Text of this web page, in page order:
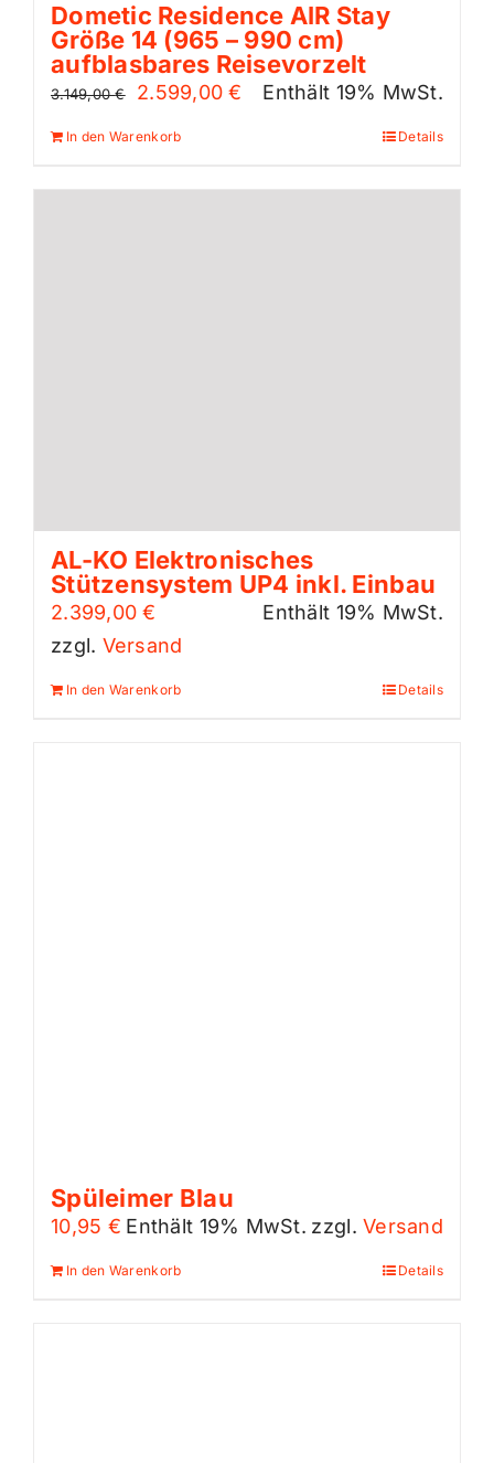
Dometic Residence AIR Stay
Größe 14 (965 – 990 cm)
aufblasbares Reisevorzelt
3.149,00€
Ursprünglicher
3.149,00 €
2.599,00€ Aktueller
2.599,00 €.
Enthält 19% MwSt.
In den Warenkorb Details
AL-KO Elektronisches
Stützensystem UP4 inkl. Einbau
2.399,00€
Enthält 19% MwSt.
zzgl. Versand
In den Warenkorb Details
Spüleimer Blau
10,95 € Enthält 19% MwSt. zzgl.Versand
In den Warenkorb Details